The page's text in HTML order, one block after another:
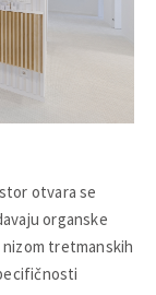
otvara se
organske
tretmanskih